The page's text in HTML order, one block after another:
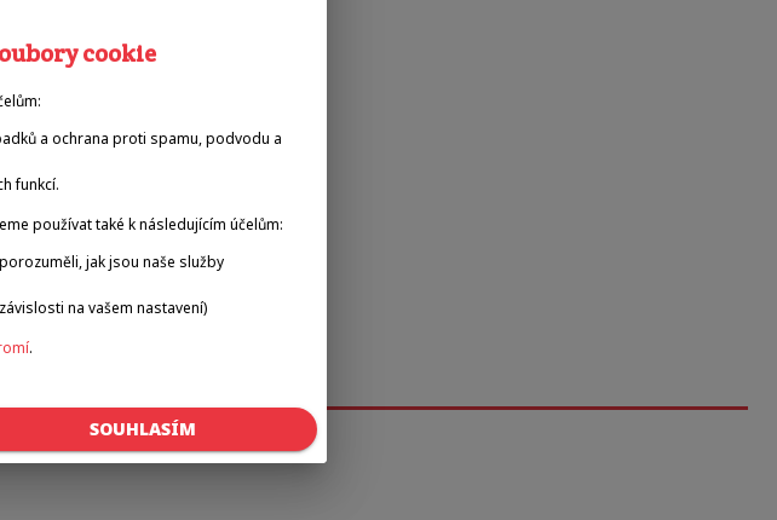
tenis cookie
a ochrana proti spamu, podvodu a
funkcí.
používat také k následujícím účelům:
jak jsou naše služby
na vašem nastavení)
.
SOUHLASÍM